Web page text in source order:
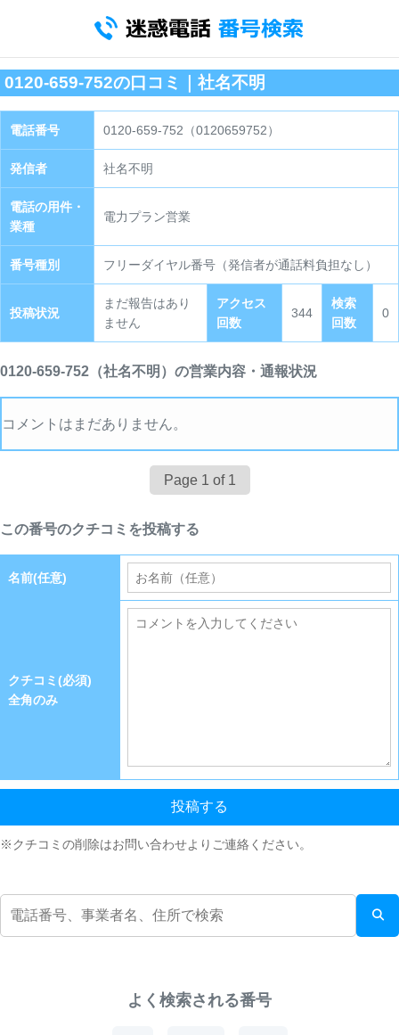
0120-659-752の口コミ｜社名不明
電話番号 0120-659-752（0120659752）
発信者 社名不明
電話の用件・
業種
電力プラン営業
番号種別 フリーダイヤル番号（発信者が通話料負担なし）
投稿状況
まだ報告はあり
ません
アクセス
回数
344
検索
回数
0
0120-659-752（社名不明）の営業内容・通報状況
コメントはまだありません。
Page 1 of 1
この番号のクチコミを投稿する
名前(任意)
クチコミ(必須)
全角のみ
投稿する
※クチコミの削除はお問い合わせよりご連絡ください。
よく検索される番号